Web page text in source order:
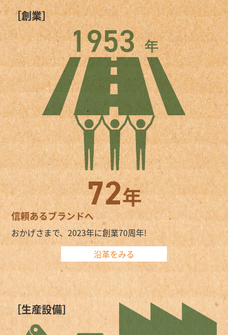
［創業］
72年
信頼あるブランドへ
おかげさまで、2023年に創業70周年!
沿革をみる
［生産設備］